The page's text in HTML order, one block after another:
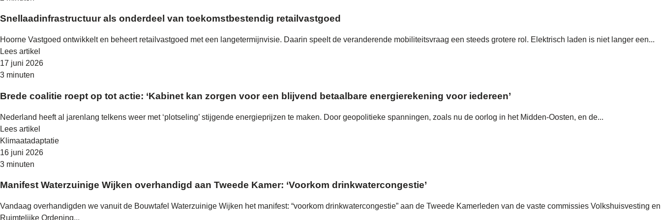
Snellaadinfrastructuur als onderdeel van toekomstbestendig retailvastgoed
Hoorne Vastgoed ontwikkelt en beheert retailvastgoed met een langetermijnvisie. Daarin speelt de veranderende mobiliteitsvraag een steeds grotere rol. Elektrisch laden is niet langer een...
Lees artikel
17 juni 2026
3 minuten
Brede coalitie roept op tot actie: ‘Kabinet kan zorgen voor een blijvend betaalbare energierekening voor iedereen’
Nederland heeft al jarenlang telkens weer met ‘plotseling’ stijgende energieprijzen te maken. Door geopolitieke spanningen, zoals nu de oorlog in het Midden-Oosten, en de...
Lees artikel
Klimaatadaptatie
16 juni 2026
3 minuten
Manifest Waterzuinige Wijken overhandigd aan Tweede Kamer: ‘Voorkom drinkwatercongestie’
Vandaag overhandigden we vanuit de Bouwtafel Waterzuinige Wijken het manifest: “voorkom drinkwatercongestie” aan de Tweede Kamerleden van de vaste commissies Volkshuisvesting en
Ruimtelijke Ordening...